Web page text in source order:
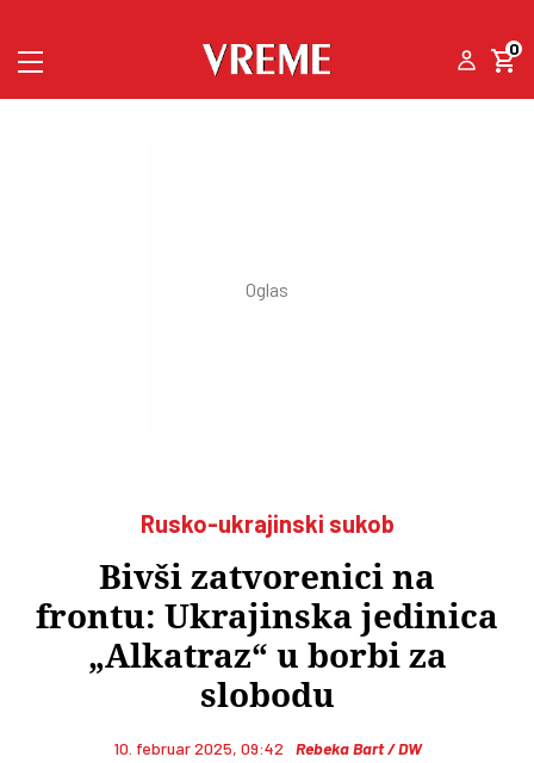
0
Rusko-ukrajinski sukob
Bivši zatvorenici na
frontu: Ukrajinska jedinica
„Alkatraz“ u borbi za
slobodu
10. februar 2025, 09:42 Rebeka Bart / DW